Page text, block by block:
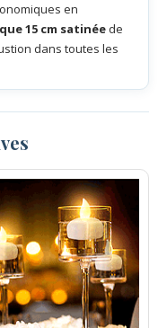
en
15 cm satinée de
dans toutes les